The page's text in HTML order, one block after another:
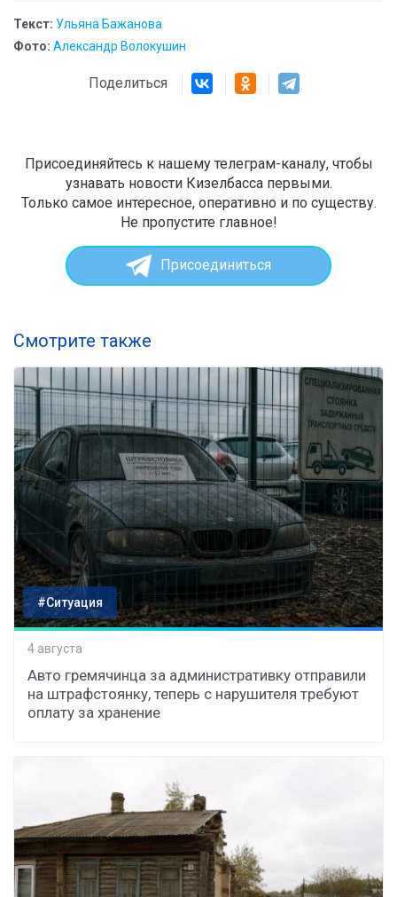
Текст: Ульяна Бажанова
Фото: Александр Волокушин
Поделиться
Присоединяйтесь к нашему телеграм-каналу, чтобы
узнавать новости Кизелбасса первыми.
Только самое интересное, оперативно и по существу.
Не пропустите главное!
Присоединиться
Смотрите также
#Ситуация
4 августа
Авто гремячинца за административку отправили
на штрафстоянку, теперь с нарушителя требуют
оплату за хранение